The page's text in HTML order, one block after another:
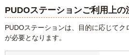
PUDOステーションご利用上の
PUDOステーションは、目的に応じてク
が必要となります。